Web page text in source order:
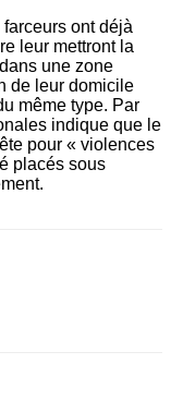
ont déjà
leur mettront la
une zone
de leur domicile
même type. Par
indique que le
pour « violences
placés sous